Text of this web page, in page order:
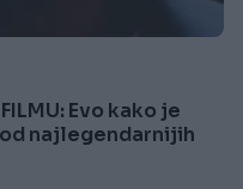
Evo kako je
najlegendarnijih